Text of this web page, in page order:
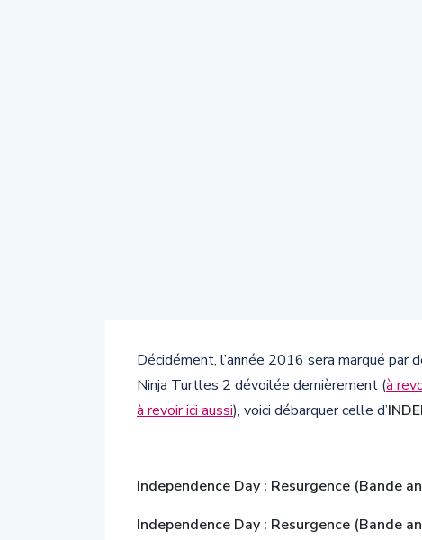
Décidément, l’année 2016 sera marqué par
Ninja Turtles 2 dévoilée dernièrement (à
à revoir ici aussi), voici débarquer celle d’
Independence Day : Resurgence (Bande
Independence Day : Resurgence (Bande